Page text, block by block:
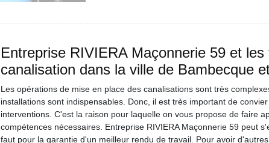
Entreprise RIVIERA Maçonnerie 59 et
canalisation dans la ville de Bambecque
Les opérations de mise en place des canalisations sont très
installations sont indispensables. Donc, il est très important de
interventions. C'est la raison pour laquelle on vous propose de faire
compétences nécessaires. Entreprise RIVIERA Maçonnerie 59 peut
faut pour la garantie d'un meilleur rendu de travail. Pour avoir